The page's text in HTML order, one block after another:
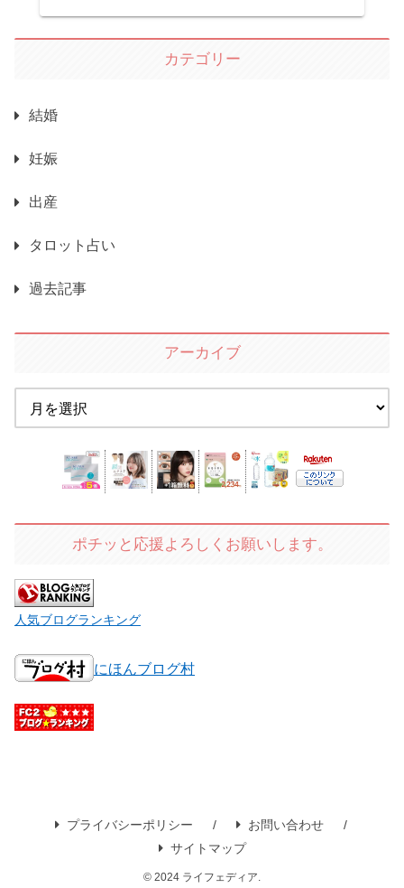
カテゴリー
結婚
妊娠
出産
タロット占い
過去記事
アーカイブ
ポチッと応援よろしくお願いします。
人気ブログランキング
にほんブログ村
プライバシーポリシー
お問い合わせ
サイトマップ
© 2024 ライフェディア.